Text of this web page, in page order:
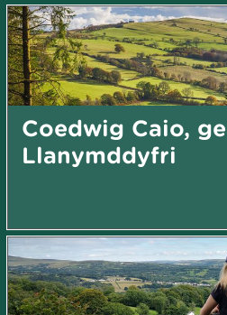
Coedwig Caio,
Llanymddyfri